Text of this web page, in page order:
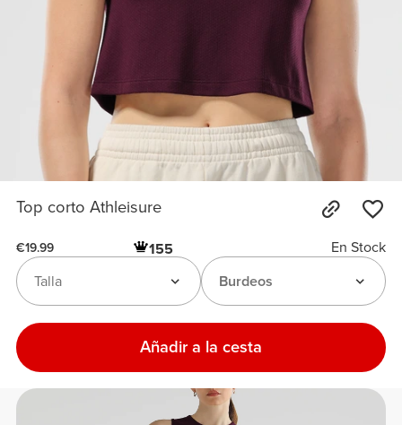
Top corto Athleisure
€19.99 155
En Stock
Burdeos
Talla
Añadir a la cesta